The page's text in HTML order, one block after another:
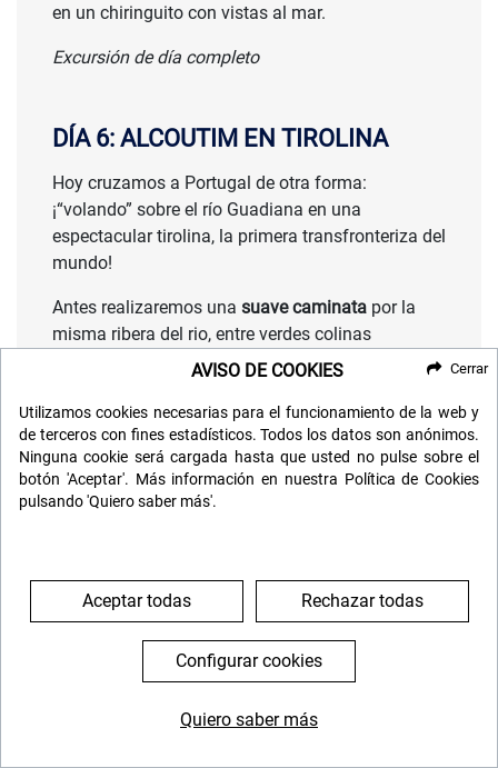
en un chiringuito con vistas al mar.
Excursión de día completo
DÍA 6: ALCOUTIM EN TIROLINA
Hoy cruzamos a Portugal de otra forma:
¡“volando” sobre el río Guadiana en una
espectacular tirolina, la primera transfronteriza del
mundo!
Antes realizaremos una suave caminata por la
misma ribera del rio, entre verdes colinas
salpicadas de encinas y acebuches, hasta el
típico pueblecito blanco portuguésde calles
estrechas y adoquinadas situado sobre una loma
frente al río.
Terminaremos la mañana con un buen chapuzón
Y si no te animas a lanzarte en tirolina no te
preocupes, podrás cruzar a Portugal en barca.
DÍA 7: MAÑANA LIBRE
Hoy podréis recorrer a vuestro aire una de las
AVISO DE COOKIES
Utilizamos cookies necesarias para el funcionamiento de la web y
de terceros con fines estadísticos. Todos los datos son anónimos.
Ninguna cookie será cargada hasta que usted no pulse sobre el
botón 'Aceptar'. Más información en nuestra Política de Cookies
pulsando 'Quiero saber más'.
Aceptar todas Rechazar todas
Configurar cookies
Quiero saber más
Cerrar